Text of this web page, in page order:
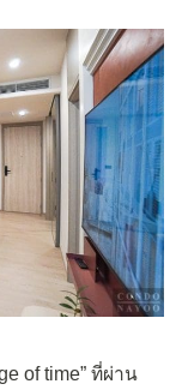
of time” ที่ผ่าน